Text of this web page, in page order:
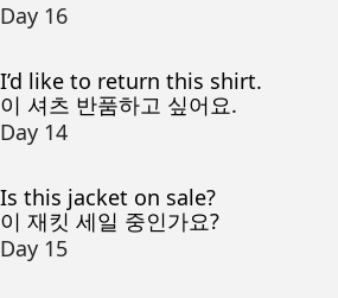
Day 16
I’d like to return this shirt.
이 셔츠 반품하고 싶어요.
Day 14
Is this jacket on sale?
이 재킷 세일 중인가요?
Day 15